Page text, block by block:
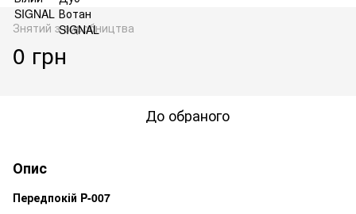
Знятий з виробництва
0 грн
До обраного
Опис
Передпокій P-007